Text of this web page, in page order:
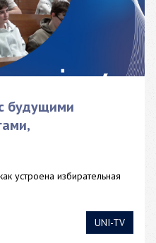
UNI-TV
будущими
устроена избирательная